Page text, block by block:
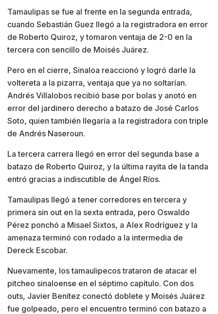
Tamaulipas se fue al frente en la segunda entrada,
cuando Sebastián Guez llegó a la registradora en error
de Roberto Quiroz, y tomaron ventaja de 2-0 en la
tercera con sencillo de Moisés Juárez.
Pero en el cierre, Sinaloa reaccionó y logró darle la
voltereta a la pizarra, ventaja que ya no soltarían.
Andrés Villalobos recibió base por bolas y anotó en
error del jardinero derecho a batazo de José Carlos
Soto, quien también llegaría a la registradora con triple
de Andrés Naseroun.
La tercera carrera llegó en error del segunda base a
batazo de Roberto Quiroz, y la última rayita de la tanda
entró gracias a indiscutible de Ángel Ríos.
Tamaulipas llegó a tener corredores en tercera y
primera sin out en la sexta entrada, pero Oswaldo
Pérez ponchó a Misael Sixtos, a Alex Rodríguez y la
amenaza terminó con rodado a la intermedia de
Dereck Escobar.
Nuevamente, los tamaulipecos trataron de atacar el
pitcheo sinaloense en el séptimo capítulo. Con dos
outs, Javier Benítez conectó doblete y Moisés Juárez
fue golpeado, pero el encuentro terminó con batazo a